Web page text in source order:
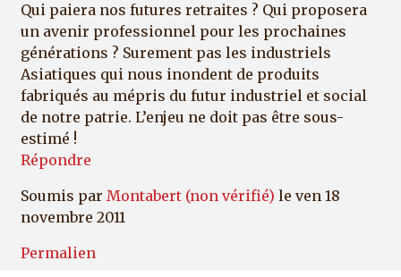
Qui paiera nos futures retraites ? Qui proposera
un avenir professionnel pour les prochaines
générations ? Surement pas les industriels
Asiatiques qui nous inondent de produits
fabriqués au mépris du futur industriel et social
de notre patrie. L’enjeu ne doit pas être sous-
estimé !
Répondre
Soumis par Montabert (non vérifié) le ven 18
novembre 2011
Permalien